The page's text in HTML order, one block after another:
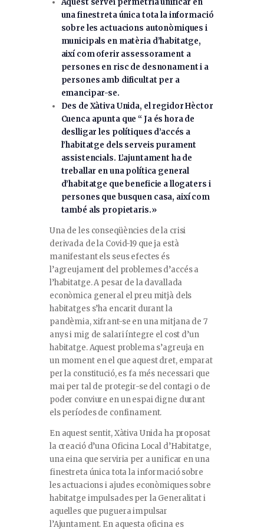
una finestreta única tota la informació
sobre les actuacions autonòmiques i
municipals en matèria d’habitatge,
així com oferir assessorament a
persones en risc de desnonament i a
persones amb dificultat per a
emancipar-se.
Des de Xàtiva Unida, el regidor Hèctor
Cuenca apunta que “ Ja és hora de
deslligar les polítiques d’accés a
l’habitatge dels serveis purament
assistencials. L’ajuntament ha de
treballar en una política general
d’habitatge que beneficie a llogaters i
persones que busquen casa, així com
també als propietaris.»
Una de les conseqüències de la crisi
derivada de la Covid-19 que ja està
manifestant els seus efectes és
l’agreujament del problemes d’accés a
l’habitatge. A pesar de la davallada
econòmica general el preu mitjà dels
habitatges s’ha encarit durant la
pandèmia, xifrant-se en una mitjana de 7
anys i mig de salari íntegre el cost d’un
habitatge. Aquest problema s’agreuja en
un moment en el que aquest dret, emparat
per la constitució, es fa més necessari que
mai per tal de protegir-se del contagi o de
poder conviure en un espai digne durant
els períodes de confinament.
En aquest sentit, Xàtiva Unida ha proposat
la creació d’una Oficina Local d’Habitatge,
una eina que serviria per a unificar en una
finestreta única tota la informació sobre
les actuacions i ajudes econòmiques sobre
habitatge impulsades per la Generalitat i
aquelles que puguera impulsar
l’Ajuntament. En aquesta oficina es